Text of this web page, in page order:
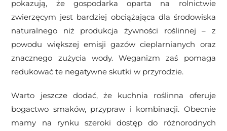
pokazują, że gospodarka oparta na rolnictwie
zwierzęcym jest bardziej obciążająca dla środowiska
naturalnego niż produkcja żywności roślinnej – z
powodu większej emisji gazów cieplarnianych oraz
znacznego zużycia wody. Weganizm zaś pomaga
redukować te negatywne skutki w przyrodzie.
Warto jeszcze dodać, że kuchnia roślinna oferuje
bogactwo smaków, przypraw i kombinacji. Obecnie
mamy na rynku szeroki dostęp do różnorodnych